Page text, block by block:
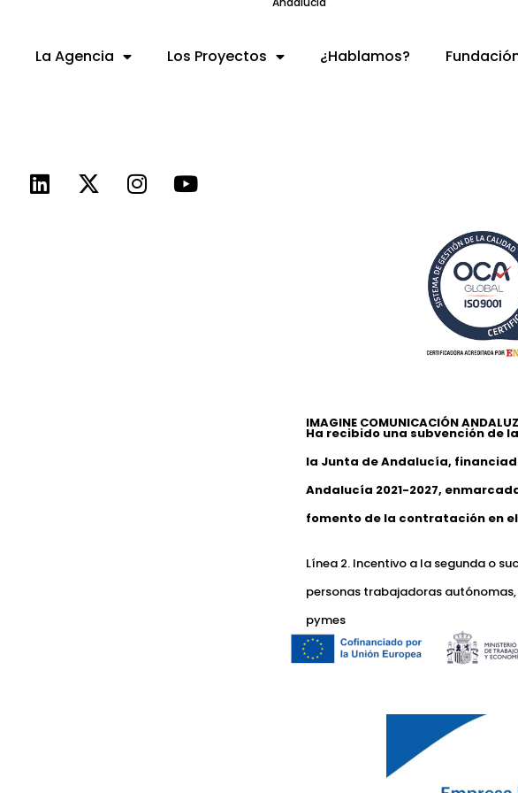
La Agencia Los Proyectos ¿Hablamos?
IMAGINE COMUNICACIÓN
Ha recibido una subvención de
la Junta de Andalucía,
Andalucía 2021-2027,
fomento de la contratación en
Línea 2. Incentivo a la segunda o
personas trabajadoras
pymes